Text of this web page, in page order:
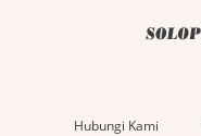
Hubungi Kami